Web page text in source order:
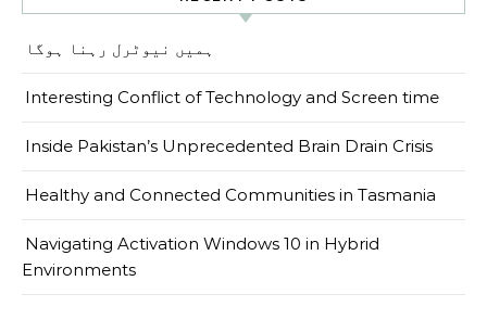
ہمیں نیوٹرل رہنا ہوگا
Interesting Conflict of Technology and Screen time
Inside Pakistan’s Unprecedented Brain Drain Crisis
Healthy and Connected Communities in Tasmania
Navigating Activation Windows 10 in Hybrid
Environments